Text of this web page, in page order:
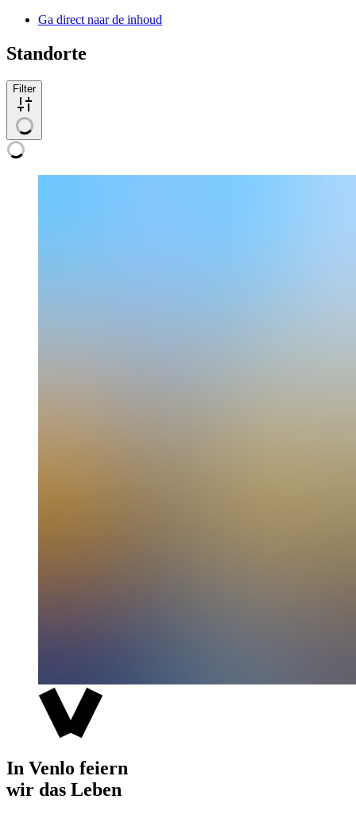
Ga direct naar de inhoud
Standorte
Filter
In Venlo feiern
wir das Leben